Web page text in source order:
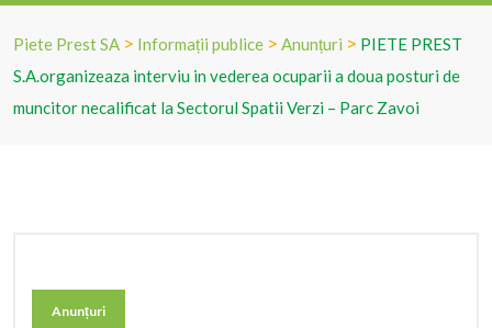
Piete Prest SA > Informații publice > Anunțuri > PIETE PREST
S.A.organizeaza interviu in vederea ocuparii a doua posturi de
muncitor necalificat la Sectorul Spatii Verzi – Parc Zavoi
Anunțuri